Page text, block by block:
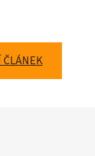
ČLÁNEK